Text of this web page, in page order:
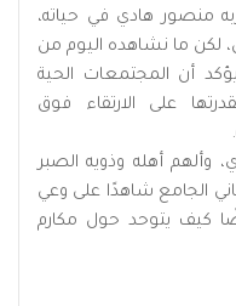
منصور هادي في حياته،
لكن ما نشاهده اليوم من
أن المجتمعات الحية
على الارتقاء فوق
وألهم أهله وذويه الصبر
الجامع شاهدًا على وعي
كيف يتوحد حول مكارم